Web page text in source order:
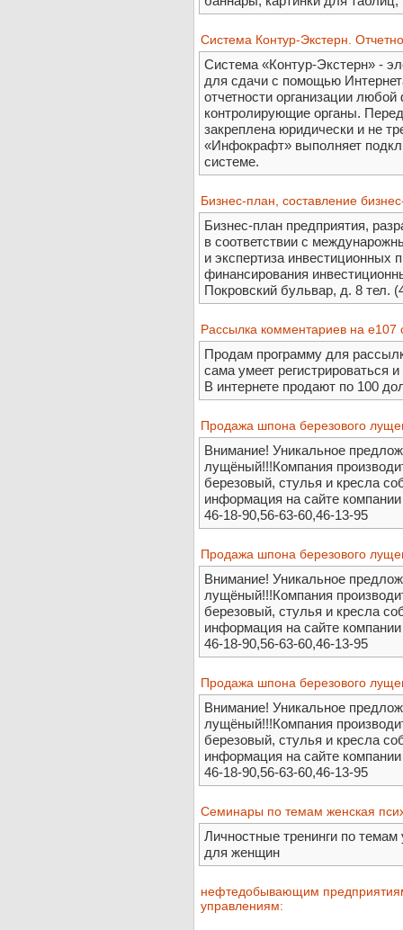
Система Контур-Экстерн.
Система «Контур-Экстерн» -
для сдачи с помощью
отчетности организации
контролирующие органы.
закреплена юридически и не
«Инфокрафт» выполняет
системе.
Бизнес-план, составление
Бизнес-план предприятия,
в соответствии с
и экспертиза инвестиционных
финансирования
Покровский бульвар, д. 8 тел.
Рассылка комментариев на е107
Продам программу для
сама умеет регистрироваться
В интернете продают по 100
Продажа шпона березового
Внимание! Уникальное
лущёный!!!Компания
березовый, стулья и кресла
информация на сайте
46-18-90,56-63-60,46-13-95
Продажа шпона березового
Внимание! Уникальное
лущёный!!!Компания
березовый, стулья и кресла
информация на сайте
46-18-90,56-63-60,46-13-95
Продажа шпона березового
Внимание! Уникальное
лущёный!!!Компания
березовый, стулья и кресла
информация на сайте
46-18-90,56-63-60,46-13-95
Семинары по темам женская
Личностные тренинги по
для женщин
нефтедобывающим
управлениям: